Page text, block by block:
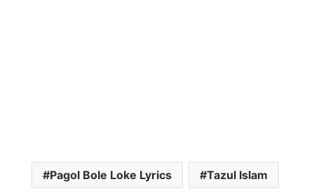
Pagol Bole Loke Lyrics Tazul Islam